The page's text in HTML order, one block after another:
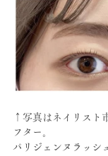
↑写真はネイリスト
フター。
パリジェンヌラッシ